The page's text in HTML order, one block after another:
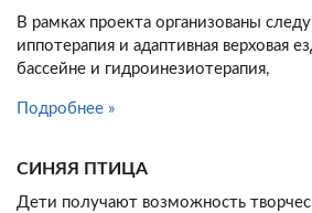
В рамках проекта организованы
иппотерапия и адаптивная верховая
бассейне и гидроинезиотерапия,
Подробнее »
СИНЯЯ ПТИЦА
Дети получают возможность